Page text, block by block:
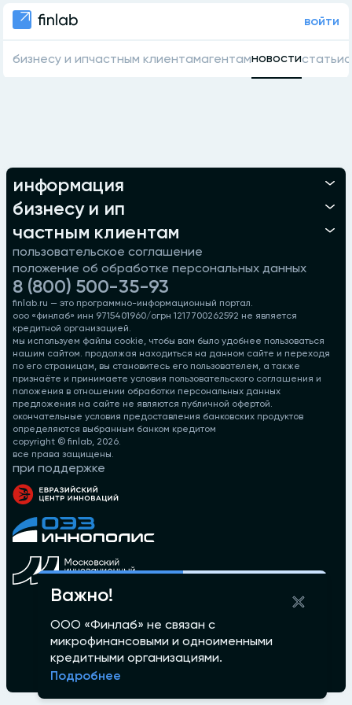
войти
бизнесу и ипчастным клиентамагентамновостистатьи
информация
бизнесу и ип
частным клиентам
пользовательское соглашение
положение об обработке персональных данных
8 (800) 500-35-93
finlab.ru — это программно-информационный портал.
ооо «финлаб» инн 9715401960/огрн 1217700262592 не является
кредитной организацией.
мы используем файлы cookie, чтобы вам было удобнее пользоваться
нашим сайтом. продолжая находиться на данном сайте и переходя
по его страницам, вы становитесь его пользователем, а также
признаёте и принимаете условия пользовательского соглашения и
положения в отношении обработки персональных данных
предложения на сайте не являются публичной офертой.
окончательные условия предоставления банковских продуктов
определяются выбранным банком кредитом
copyright © finlab, 2026.
все права защищены.
при поддержке
Важно!
ООО «Финлаб» не связан с
микрофинансовыми и одноименными
кредитными организациями.
Подробнее